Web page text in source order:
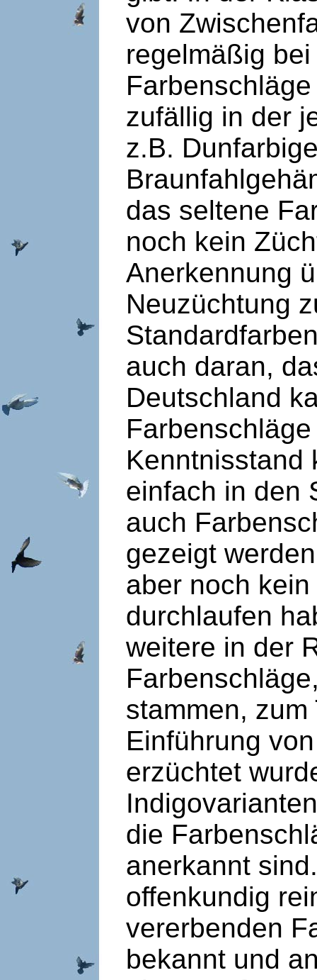
von
regelmäßig
zufällig in der
z.B.
das seltene
noch kein
Anerkennung
Neuzüchtung
auch daran,
Deutschland
Kenntnisstand
einfach in den
auch
gezeigt
aber noch
durchlaufen
weitere in der
stammen,
Einführung
erzüchtet
die
anerkannt
offenkundig
vererbenden
bekannt und